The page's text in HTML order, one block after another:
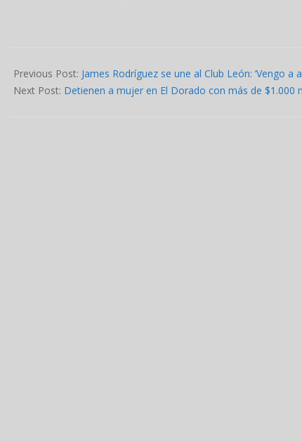
01-
15
Previous Post: James Rodríguez se une al Club León: ‘Vengo
Next Post: Detienen a mujer en El Dorado con más de $1.000